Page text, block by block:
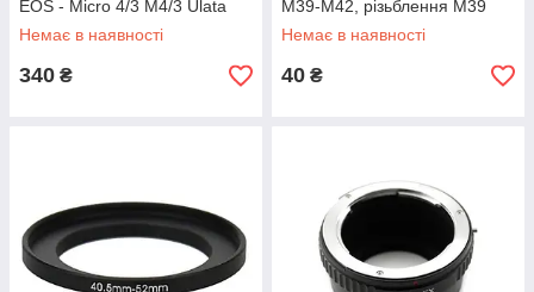
EOS - Micro 4/3 M4/3 Ulata
Немає в наявності
340 ₴
М39-M42, різьблення M39
Немає в наявності
40 ₴